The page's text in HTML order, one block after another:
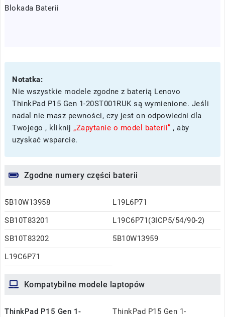
Blokada Baterii
Notatka:
Nie wszystkie modele zgodne z baterią Lenovo
ThinkPad P15 Gen 1-20ST001RUK są wymienione. Jeśli
nadal nie masz pewności, czy jest on odpowiedni dla
Twojego , kliknij „Zapytanie o model baterii” , aby
uzyskać wsparcie.
Zgodne numery części baterii
5B10W13958
L19L6P71
SB10T83201
L19C6P71(3ICP5/54/90-2)
SB10T83202
5B10W13959
L19C6P71
Kompatybilne modele laptopów
ThinkPad P15 Gen 1-
ThinkPad P15 Gen 1-